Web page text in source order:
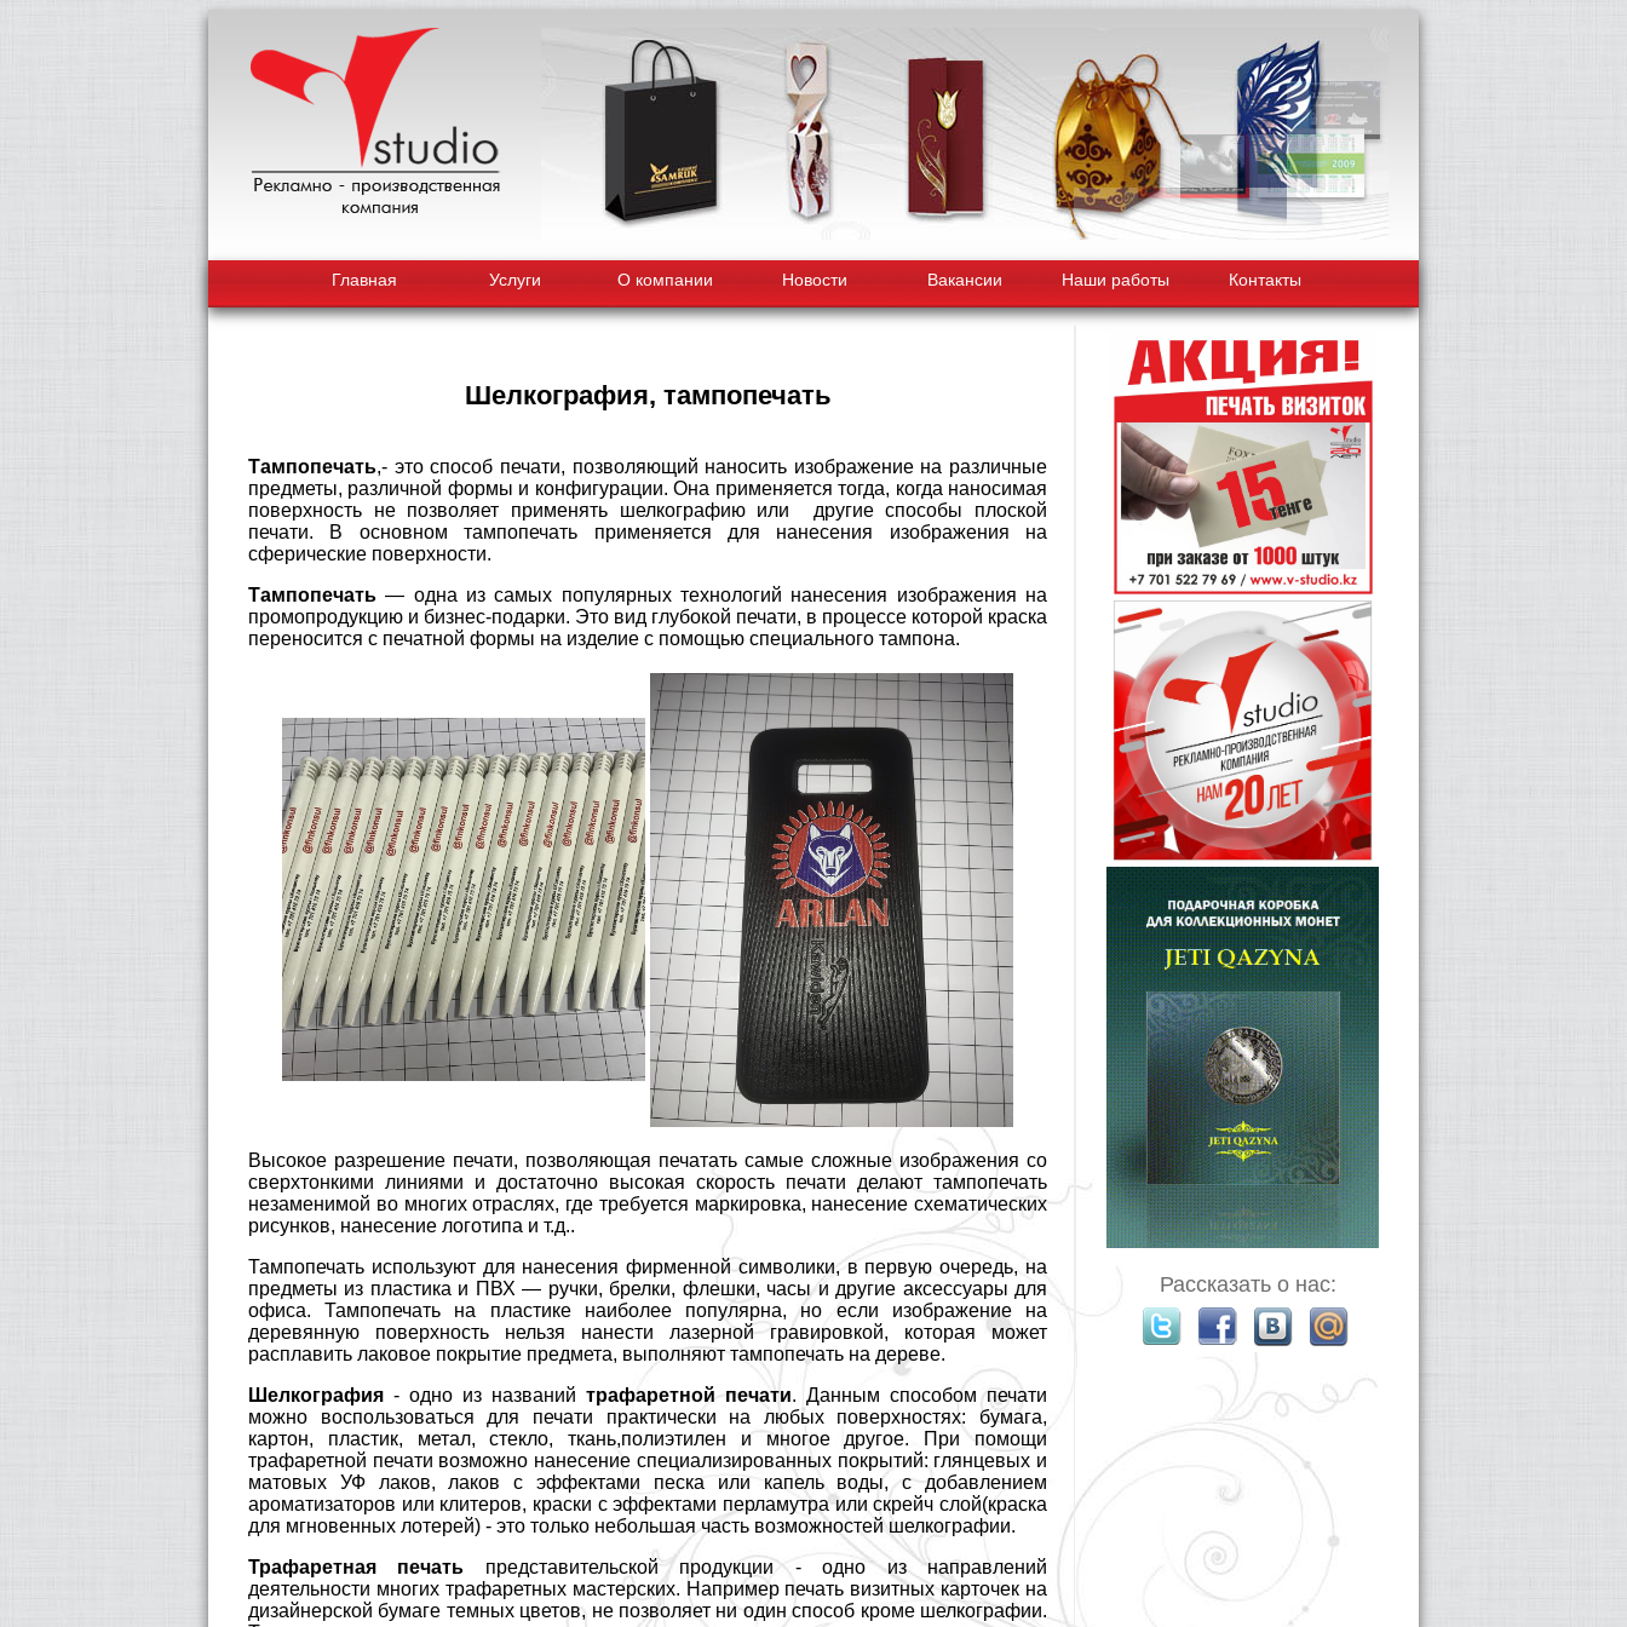
Главная Услуги О компании Новости Вакансии Наши работы Контакты
Шелкография, тампопечать
Тампопечать,- это способ печати, позволяющий наносить изображение на различные
предметы, различной формы и конфигурации. Она применяется тогда, когда наносимая
поверхность не позволяет применять шелкографию или другие способы плоской
печати. В основном тампопечать применяется для нанесения изображения на
сферические поверхности.
Тампопечать— одна из самых популярных технологий нанесения изображения на
промопродукцию и бизнес-подарки. Это вид глубокой печати, в процессе которой краска
переносится с печатной формы на изделие с помощью специального тампона.
Высокое разрешение печати, позволяющая печатать самые сложные изображения со
сверхтонкими линиями и достаточно высокая скорость печати делают тампопечать
незаменимой во многих отраслях, где требуется маркировка, нанесение схематических
рисунков, нанесение логотипа и т.д..
Тампопечать используют для нанесения фирменной символики, в первую очередь, на
предметы из пластика и ПВХ — ручки, брелки, флешки, часы и другие аксессуары для
офиса. Тампопечать на пластике наиболее популярна, но если изображение на
деревянную поверхность нельзя нанести лазерной гравировкой, которая может
расплавить лаковое покрытие предмета, выполняют тампопечать на дереве.
Шелкография - одно из названий трафаретной печати. Данным способом печати
можно воспользоваться для печати практически на любых поверхностях: бумага,
картон, пластик, метал, стекло, ткань,полиэтилен и многое другое. При помощи
трафаретной печати возможно нанесение специализированных покрытий: глянцевых и
матовых УФ лаков, лаков с эффектами песка или капель воды, с добавлением
ароматизаторов или клитеров, краски с эффектами перламутра или скрейч слой(краска
для мгновенных лотерей) - это только небольшая часть возможностей шелкографии.
Трафаретная печать представительской продукции - одно из направлений
деятельности многих трафаретных мастерских. Например печать визитных карточек на
дизайнерской бумаге темных цветов, не позволяет ни один способ кроме шелкографии.
Рассказать о нас: